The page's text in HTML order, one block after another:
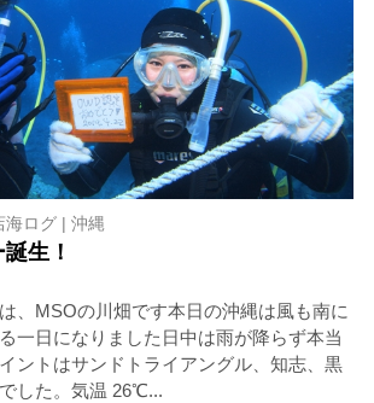
海ログ| 沖縄
生！
、MSOの川畑です本日の沖縄は風も南に
一日になりました日中は雨が降らず本当
ントはサンドトライアングル、知志、黒
した。気温 26℃...